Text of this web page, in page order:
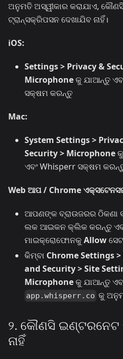
ଅନୁମତି ଅସ୍ୱୀକାର କରାଯାଏ,
ଟ୍ରାନ୍ସକ୍ରିପସନ ଦେଖାଯିବ ନାହିଁ।
iOS:
Settings > Privacy &
Microphoneକୁ ଯାଆନ୍ତୁ
ସକ୍ଷମ କରନ୍ତୁ
Mac:
System Settings >
Security > Microphone
ଏବଂ Whisperr ସକ୍ଷମ
Web ଆପ / Chrome
ଆପଣଙ୍କ ବ୍ରାଉଜରର ଠିକଣା
ଲକ ଆଇକନ କ୍ଲିକ କରନ୍ତୁ
ମାଇକ୍ରୋଫୋନକୁAllow
କିମ୍ବା Chrome Settings
and Security > Site
Microphoneକୁ ଯାଆନ୍ତୁ
app.whisperr.co କୁ
୨. କୌଣସି ଇଣ୍ଟରନେଟ
ନାହିଁ